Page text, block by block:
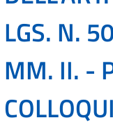
LGS. N.
MM. II. -